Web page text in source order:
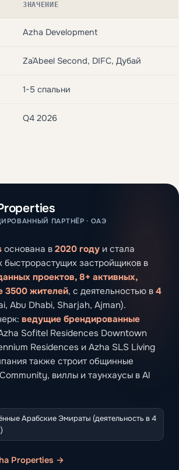
ЗНАЧЕНИЕ
Azha Development
Za´Abeel Second, DIFC, Дубай
1-5 спальни
Q4 2026
ПАРТНЁР · ОАЭ
основана в 2020 году и стала
застройщиков в
проектов, 8+ активных,
3500 жителей, с деятельностью в 4
Abu Dhabi, Sharjah, Ajman).
ведущие брендированные
Sofitel Residences Downtown
Residences и Azha SLS Living
также строит общинные
виллы и таунхаусы в Al
Арабские Эмираты (деятельность в 4
Properties →